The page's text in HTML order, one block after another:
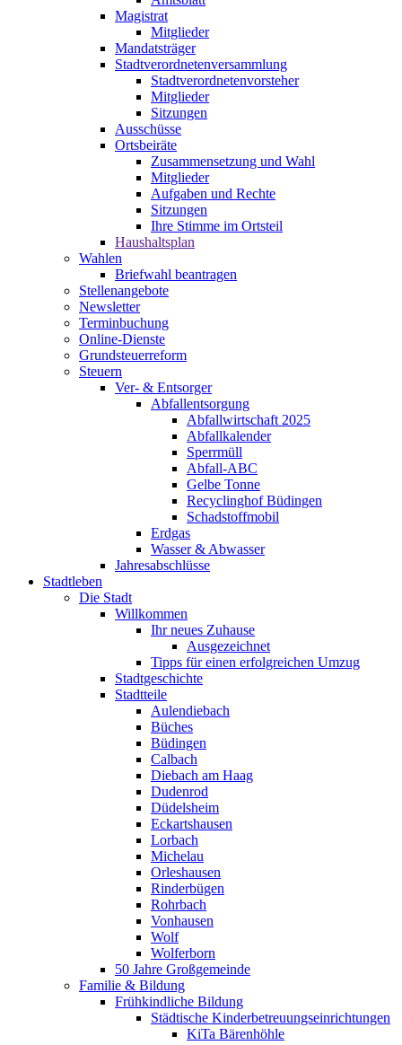
Magistrat
Mitglieder
Mandatsträger
Stadtverordnetenversammlung
Stadtverordnetenvorsteher
Mitglieder
Sitzungen
Ausschüsse
Ortsbeiräte
Zusammensetzung und Wahl
Mitglieder
Aufgaben und Rechte
Sitzungen
Ihre Stimme im Ortsteil
Haushaltsplan
Wahlen
Briefwahl beantragen
Stellenangebote
Newsletter
Terminbuchung
Online-Dienste
Grundsteuerreform
Steuern
Ver- & Entsorger
Abfallentsorgung
Abfallwirtschaft 2025
Abfallkalender
Sperrmüll
Abfall-ABC
Gelbe Tonne
Recyclinghof Büdingen
Schadstoffmobil
Erdgas
Wasser & Abwasser
Jahresabschlüsse
Stadtleben
Die Stadt
Willkommen
Ihr neues Zuhause
Ausgezeichnet
Tipps für einen erfolgreichen Umzug
Stadtgeschichte
Stadtteile
Aulendiebach
Büches
Büdingen
Calbach
Diebach am Haag
Dudenrod
Düdelsheim
Eckartshausen
Lorbach
Michelau
Orleshausen
Rinderbügen
Rohrbach
Vonhausen
Wolf
Wolferborn
50 Jahre Großgemeinde
Familie & Bildung
Frühkindliche Bildung
Städtische Kinderbetreuungseinrichtungen
KiTa Bärenhöhle